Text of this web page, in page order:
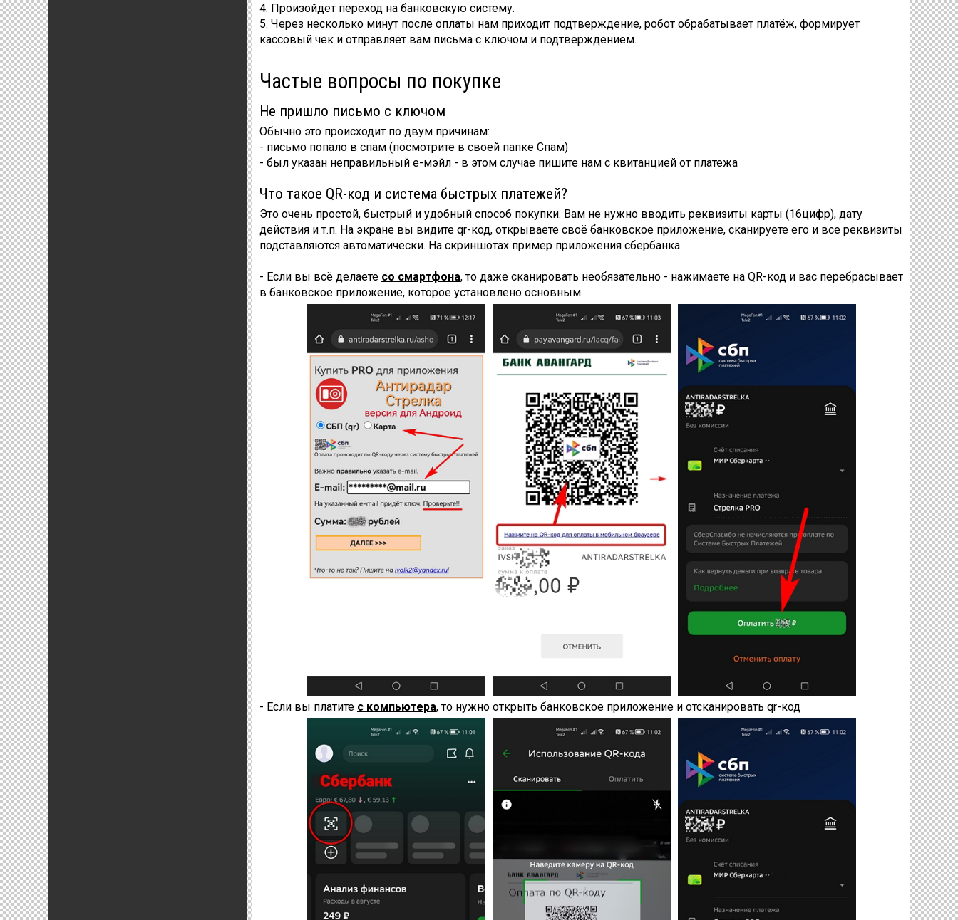
4. Произойдёт переход на банковскую систему.
5. Через несколько минут после оплаты нам приходит подтверждение, робот обрабатывает платёж, формирует
кассовый чек и отправляет вам письма с ключом и подтверждением.
Частые вопросы по покупке
Не пришло письмо с ключом
Обычно это происходит по двум причинам:
- письмо попало в спам (посмотрите в своей папке Спам)
- был указан неправильный е-мэйл - в этом случае пишите нам с квитанцией от платежа
Что такое QR-код и система быстрых платежей?
Это очень простой, быстрый и удобный способ покупки. Вам не нужно вводить реквизиты карты (16цифр), дату
действия и т.п. На экране вы видите qr-код, открываете своё банковское приложение, сканируете его и все реквизиты
подставляются автоматически. На скриншотах пример приложения сбербанка.
- Если вы всё делаете со смартфона, то даже сканировать необязательно - нажимаете на QR-код и вас перебрасывает
в банковское приложение, которое установлено основным.
- Если вы платите с компьютера, то нужно открыть банковское приложение и отсканировать qr-код